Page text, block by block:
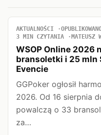
AKTUALNOŚCI
3 MIN CZYTANIA
MATEUSZ
WSOP Online 2026
bransoletki i 25 mln
Evencie
GGPoker ogłosił
2026. Od 16 sierpnia
powalczą o 33
za…